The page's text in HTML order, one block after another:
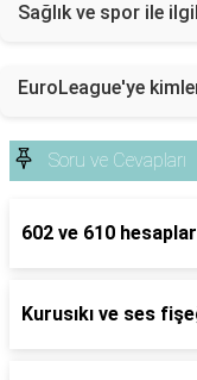
Sağlık ve spor ile
EuroLeague'ye
Soru ve Cevapları
602 ve 610
Kurusıkı ve ses